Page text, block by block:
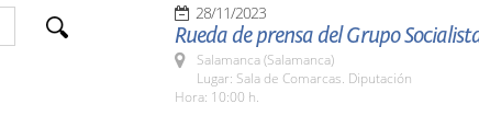
28/11/2023
Rueda de prensa del Grupo
Salamanca (Salamanca)
Lugar: Sala de Comarcas. Diputación
Hora: 10:00 h.